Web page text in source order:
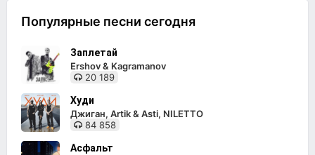
Популярные песни сегодня
Заплетай
Ershov & Kagramanov
20 189
Худи
Джиган, Artik & Asti, NILETTO
84 858
Асфальт